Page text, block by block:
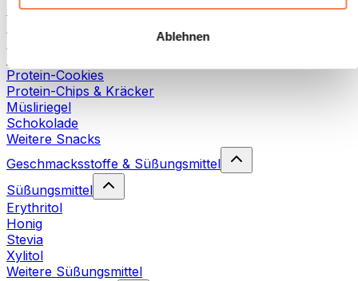
Weitere Informationen über die Verarbeitung Ihrer Daten
finden Sie in den Unterpunkten „Details“ und „Über
Cookies“ sowie in unserer
Sie können Ihre Einwilligung jederzeit in den
Einstellungenauf unserer Webseite ändern oder
widerrufen.Mehr Info
Ablehnen
Snacks
Protein-Cookies
Protein-Chips & Kräcker
Müsliriegel
Schokolade
Weitere Snacks
Geschmacksstoffe & Süßungsmittel
Süßungsmittel
Erythritol
Honig
Stevia
Xylitol
Weitere Süßungsmittel